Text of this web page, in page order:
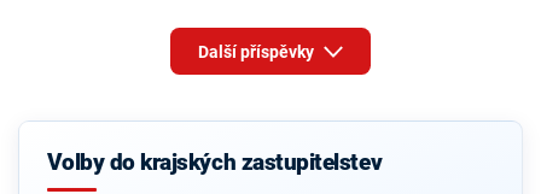
Další příspěvky
Volby do krajských zastupitelstev